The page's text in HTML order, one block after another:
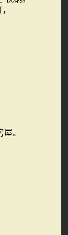
。